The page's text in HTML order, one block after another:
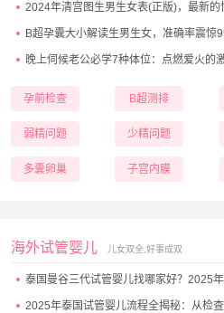
2024年清宫图生男生女表(正版)，最新的
B超孕囊大小解读生男生女，准确率震惊
晚上伺候老公必学7种体位：点燃爱火的
孕前检查 B超测排
弱精问题 少精问题
多囊卵巢 子宫内膜
海外试管婴儿 儿女双全,好事成双
泰国曼谷三代试管婴儿找哪家好？2025
2025年泰国试管婴儿流程全揭秘：从检